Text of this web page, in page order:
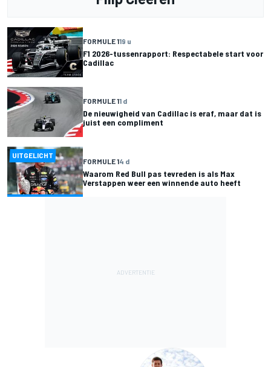
FORMULE 119 u
F1 2026-tussenrapport: Respectabele start voor
Cadillac
FORMULE 11 d
De nieuwigheid van Cadillac is eraf, maar dat is
juist een compliment
UITGELICHT
FORMULE 14 d
Waarom Red Bull pas tevreden is als Max
Verstappen weer een winnende auto heeft